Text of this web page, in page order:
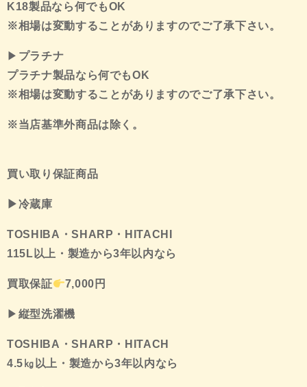
K18製品なら何でもOK
※相場は変動することがありますのでご了承下さい。
▶ プラチナ
プラチナ製品なら何でもOK
※相場は変動することがありますのでご了承下さい。
※当店基準外商品は除く。
買い取り保証商品
▶冷蔵庫
TOSHIBA ・SHARP ・ HITACHI
115L以上・製造から3年以内なら
買取保証 7,000 円
▶ 縦型洗濯機
TOSHIBA ・SHARP ・ HITACH
4.5㎏以上・製造から3年以内なら